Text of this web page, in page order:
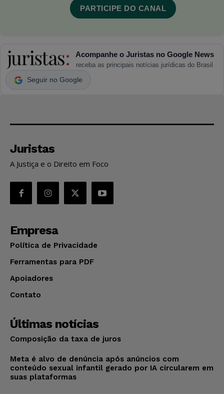
PARTICIPE DO CANAL
Acompanhe o Juristas no Google News
receba as principais notícias jurídicas do Brasil
Seguir no Google
Juristas
A Justiça e o Direito em Foco
Empresa
Política de Privacidade
Ferramentas para PDF
Apoiadores
Contato
Últimas notícias
Composição da taxa de juros
Meta é alvo de denúncia após anúncios com
conteúdo sexual infantil gerado por IA circularem em
suas plataformas